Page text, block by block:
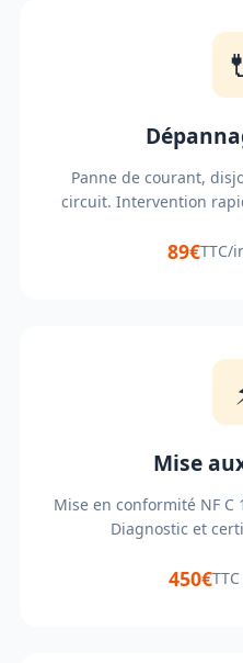
Panne de courant,
circuit. Intervention
89€TTC/
Mise
Mise en conformité NF
Diagnostic et
450€